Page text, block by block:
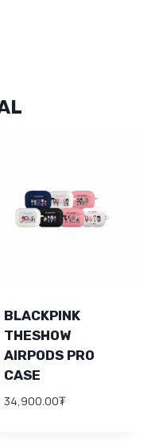
BLACKPINK
THESHOW
AIRPODS PRO
CASE
34,900.00₮